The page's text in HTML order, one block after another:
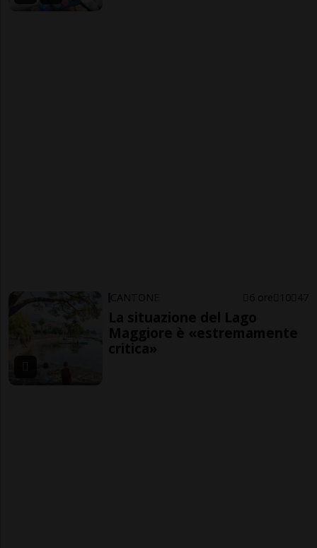
CANTONE 6 ore 10 47
La situazione del Lago
Maggiore è «estremamente
critica»